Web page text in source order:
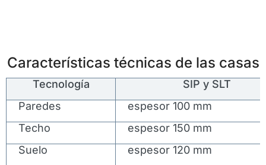
Características técnicas de las casas
Tecnología
SIP y SLT
Paredes
espesor 100 mm
Techo
espesor 150 mm
Suelo
espesor 120 mm